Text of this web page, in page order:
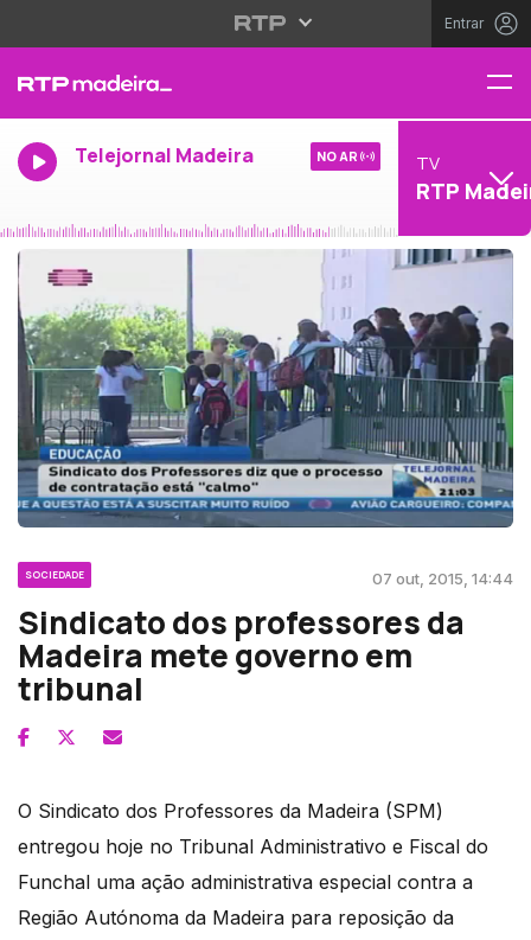
Entrar
Telejornal Madeira NO AR TV
RTP
SOCIEDADE 07 out, 2015, 14:44
Sindicato dos professores da
Madeira mete governo em
tribunal
O Sindicato dos Professores da Madeira (SPM)
entregou hoje no Tribunal Administrativo e Fiscal do
Funchal uma ação administrativa especial contra a
Região Autónoma da Madeira para reposição da